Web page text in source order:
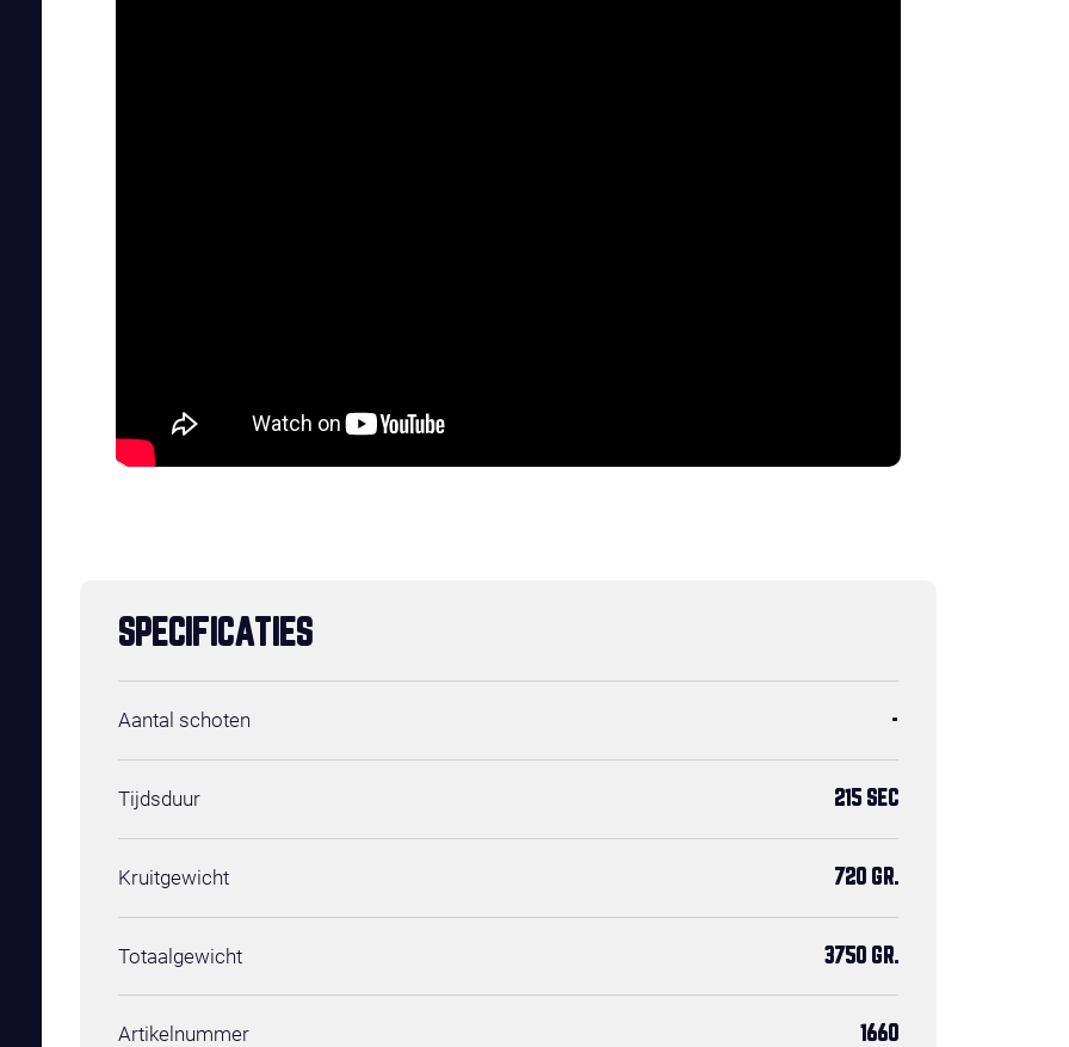
SPECIFICATIES
Aantal schoten -
Tijdsduur 215 SEC
Kruitgewicht 720 GR.
Totaalgewicht 3750 GR.
Artikelnummer 1660